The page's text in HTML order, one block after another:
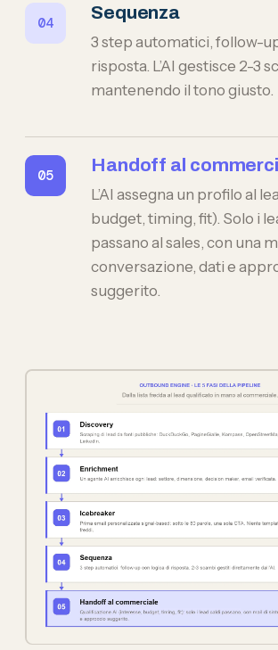
Sequenza
3 step automatici, follow-
risposta. L’AI gestisce 2-3
mantenendo il tono giusto.
Handoff al
L’AI assegna un profilo al
budget, timing, fit). Solo i
passano al sales, con una
conversazione, dati e
suggerito.